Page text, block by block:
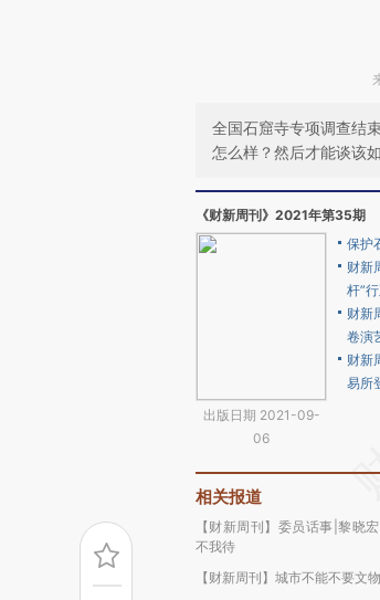
全国石窟寺专项调查结
怎么样？然后才能谈该
《财新周刊》2021年第35期
出版日期 2021-09-
06
保护
财新
杆”
财新
卷演
财新
易所
相关报道
【财新周刊】委员话事|黎晓
不我待
【财新周刊】城市不能不要文物